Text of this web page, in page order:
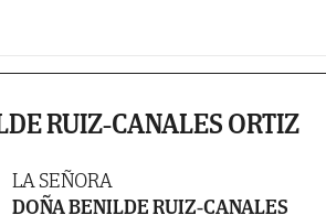
RUIZ-CANALES ORTIZ
LA SEÑORA
DOÑA BENILDE RUIZ-CANALES